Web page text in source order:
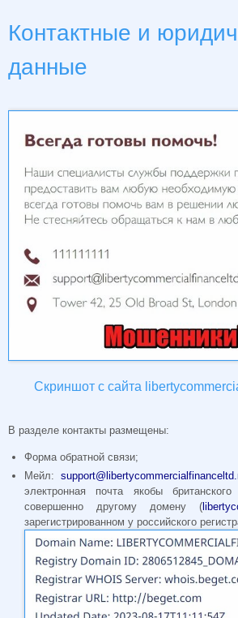
Контактные и
данные
Скриншот с сайта
В разделе контакты размещены:
Форма обратной связи;
Мейл:
электронная почта якобы
совершенно другому домену (
зарегистрированном у российского